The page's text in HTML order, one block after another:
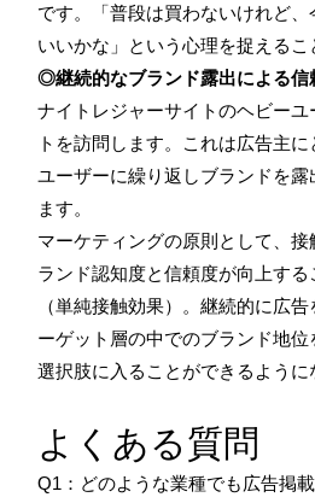
です。「普段は買わないけれど
いいかな」という心理を捉えるこ
◎継続的なブランド露出による信
ナイトレジャーサイトのヘビーユ
トを訪問します。これは広告主
ユーザーに繰り返しブランドを露
ます。
マーケティングの原則として、
ランド認知度と信頼度が向上す
（単純接触効果）。継続的に広
ーゲット層の中でのブランド地
選択肢に入ることができるように
よくある質問
Q1：どのような業種でも広告掲